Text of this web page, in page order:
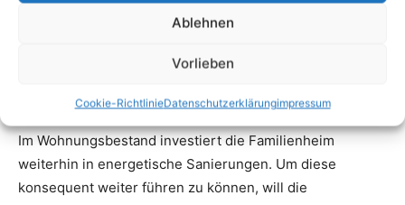
Ablehnen
Vorlieben
Cookie-RichtlinieDatenschutzerklärungimpressum